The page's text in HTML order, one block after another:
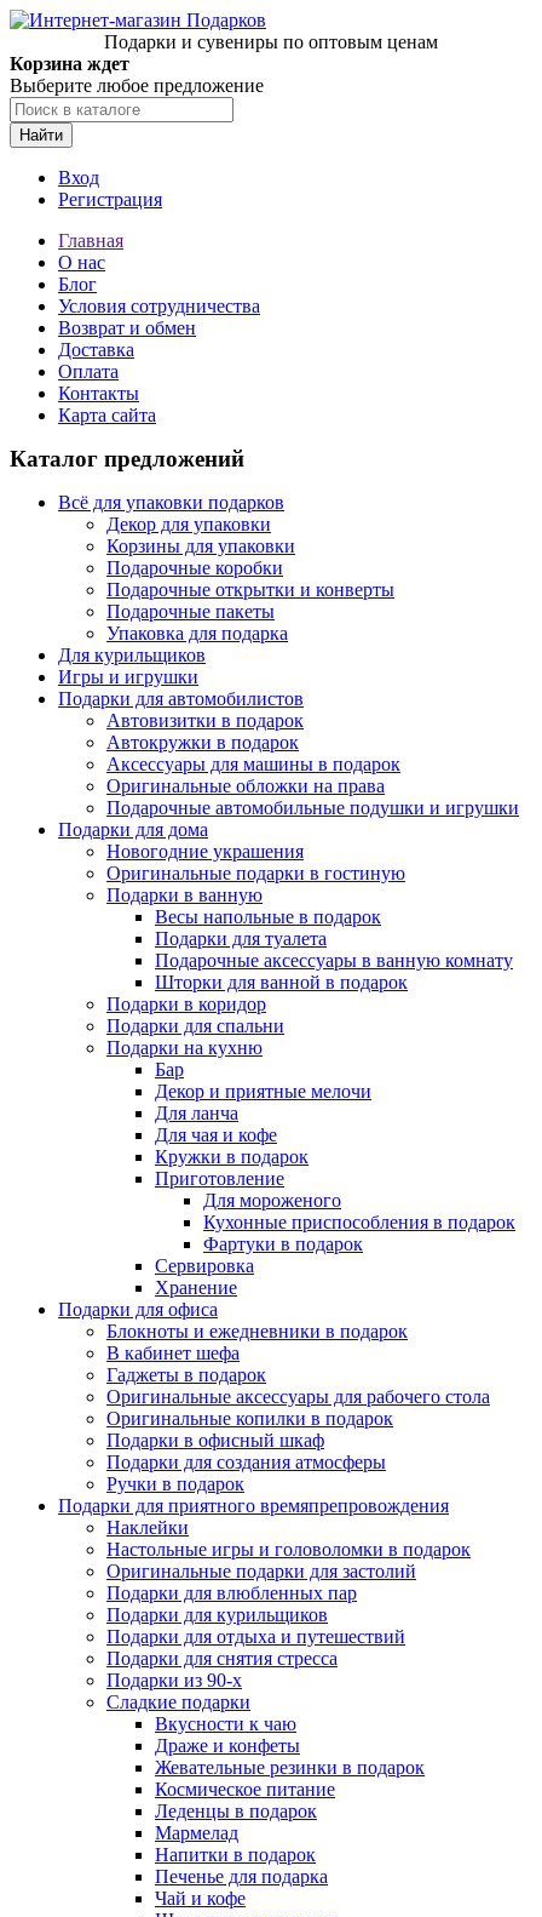
Подарки и сувениры по оптовым ценам
Корзина ждет
Выберите любое предложение
Найти
Вход
Регистрация
Главная
О нас
Блог
Условия сотрудничества
Возврат и обмен
Доставка
Оплата
Контакты
Карта сайта
Каталог предложений
Всё для упаковки подарков
Декор для упаковки
Корзины для упаковки
Подарочные коробки
Подарочные открытки и конверты
Подарочные пакеты
Упаковка для подарка
Для курильщиков
Игры и игрушки
Подарки для автомобилистов
Автовизитки в подарок
Автокружки в подарок
Аксессуары для машины в подарок
Оригинальные обложки на права
Подарочные автомобильные подушки и игрушки
Подарки для дома
Новогодние украшения
Оригинальные подарки в гостиную
Подарки в ванную
Весы напольные в подарок
Подарки для туалета
Подарочные аксессуары в ванную комнату
Шторки для ванной в подарок
Подарки в коридор
Подарки для спальни
Подарки на кухню
Бар
Декор и приятные мелочи
Для ланча
Для чая и кофе
Кружки в подарок
Приготовление
Для мороженого
Кухонные приспособления в подарок
Фартуки в подарок
Сервировка
Хранение
Подарки для офиса
Блокноты и ежедневники в подарок
В кабинет шефа
Гаджеты в подарок
Оригинальные аксессуары для рабочего стола
Оригинальные копилки в подарок
Подарки в офисный шкаф
Подарки для создания атмосферы
Ручки в подарок
Подарки для приятного времяпрепровождения
Наклейки
Настольные игры и головоломки в подарок
Оригинальные подарки для застолий
Подарки для влюбленных пар
Подарки для курильщиков
Подарки для отдыха и путешествий
Подарки для снятия стресса
Подарки из 90-х
Сладкие подарки
Вкусности к чаю
Драже и конфеты
Жевательные резинки в подарок
Космическое питание
Леденцы в подарок
Мармелад
Напитки в подарок
Печенье для подарка
Чай и кофе